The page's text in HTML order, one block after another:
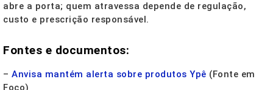
abre a porta; quem atravessa depende de regulação,
custo e prescrição responsável.
Fontes e documentos:
– Anvisa mantém alerta sobre produtos Ypê (Fonte em
Foco)